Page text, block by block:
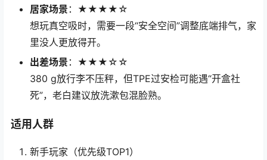
居家场景 ：★★★★☆
想玩真空吸时，需要一段“安全空间”调整底端排气，家
里没人更放得开。
出差场景 ：★★★☆☆
380 g放行李不压秤，但TPE过安检可能遇“开盒社
死”，老白建议放洗漱包混脸熟。
适用人群
新手玩家（优先级TOP1）